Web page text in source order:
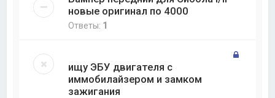
новые оригинал по 4000
Ответы: 1
ищу ЭБУ двигателя с
иммобилайзером и замком
зажигания